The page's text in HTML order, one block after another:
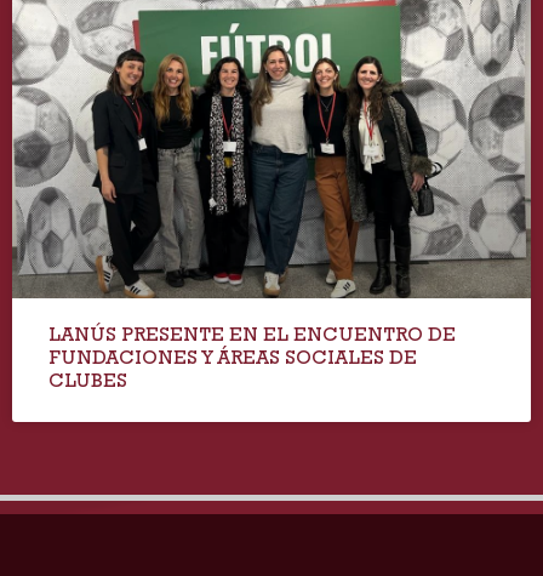
LANÚS PRESENTE EN EL ENCUENTRO DE
FUNDACIONES Y ÁREAS SOCIALES DE
CLUBES